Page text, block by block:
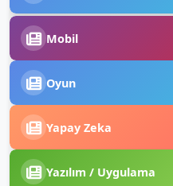
Mobil
Oyun
Yapay Zeka
Yazılım / Uygulama